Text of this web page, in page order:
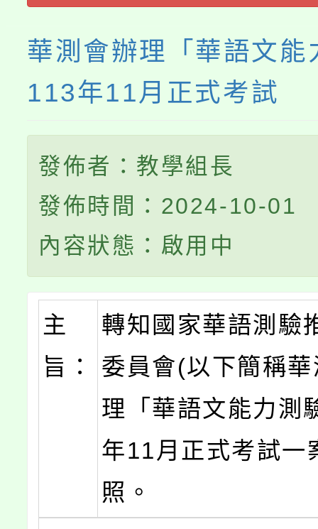
華測會辦理「華語文能
113年11月正式考試
發佈者：教學組長
發佈時間：2024-10-01
內容狀態：啟用中
主
旨：
轉知國家華語測驗
委員會(以下簡稱
理「華語文能力測
年11月正式考試一
照。